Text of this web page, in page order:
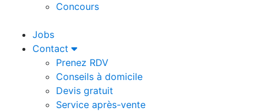
Concours
Jobs
Contact
Prenez RDV
Conseils à domicile
Devis gratuit
Service après-vente